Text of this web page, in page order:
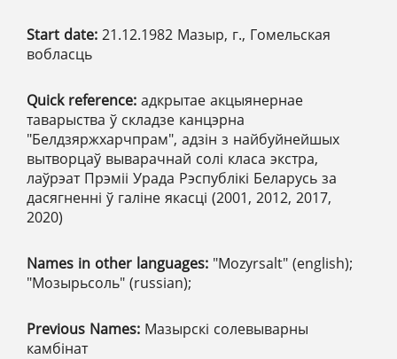
Start date: 21.12.1982 Мазыр, г., Гомельская
вобласць
Quick reference: адкрытае акцыянернае
таварыства ў складзе канцэрна
"Белдзяржхарчпрам", адзін з найбуйнейшых
вытворцаў выварачнай солі класа экстра,
лаўрэат Прэміі Урада Рэспублікі Беларусь за
дасягненні ў галіне якасці (2001, 2012, 2017,
2020)
Names in other languages: "Mozyrsalt" (english);
"Мозырьсоль" (russian);
Previous Names: Мазырскі солевыварны
камбінат